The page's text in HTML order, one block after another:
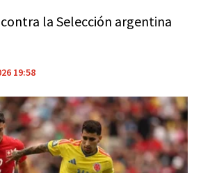
la Selección argentina
19:58